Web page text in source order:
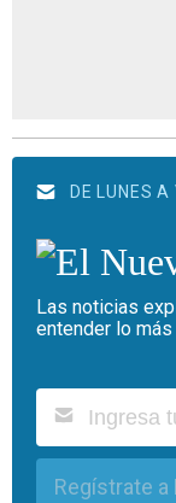
DE LUNES A
Las noticias
entender lo
Regístrate a